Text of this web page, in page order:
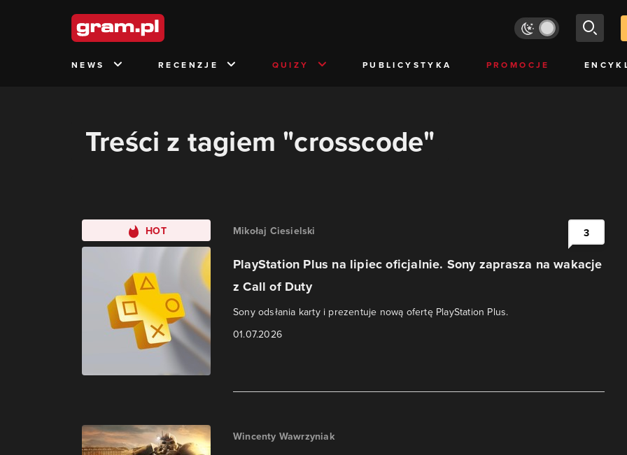
NEWS RECENZJE QUIZY PUBLICYSTYKA PROMOCJE
Treści z tagiem "crosscode"
HOT Mikołaj Ciesielski
PlayStation Plus na lipiec oficjalnie. Sony zaprasza na wakacje
z Call of Duty
Sony odsłania karty i prezentuje nową ofertę PlayStation Plus.
01.07.2026
3
Wincenty Wawrzyniak